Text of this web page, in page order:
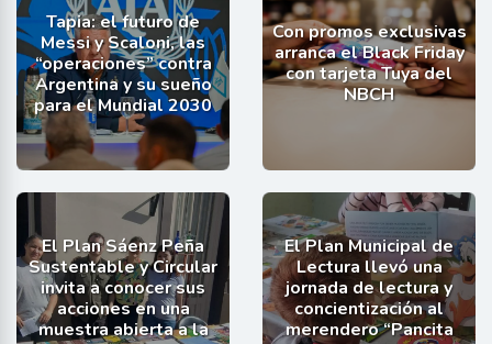
Tapia: el futuro de
Messi y Scaloni, las
“operaciones” contra
Argentina y su sueño
para el Mundial 2030
Con promos exclusivas
arranca el Black Friday
con tarjeta Tuya del
NBCH
El Plan Sáenz Peña
Sustentable y Circular
invita a conocer sus
acciones en una
muestra abierta a la
El Plan Municipal de
Lectura llevó una
jornada de lectura y
concientización al
merendero “Pancita